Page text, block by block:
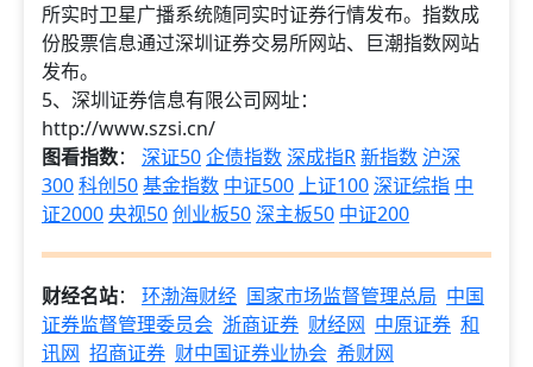
所实时卫星广播系统随同实时证券行情发布。指数成
份股票信息通过深圳证券交易所网站、巨潮指数网站
发布。
5、深圳证券信息有限公司网址：
http://www.szsi.cn/
图看指数： 深证50企债指数深成指R新指数沪深
300科创50基金指数 中证500 上证100深证综指 中
证2000央视50创业板50深主板50 中证200
财经名站： 环渤海财经 国家市场监督管理总局 中国
证券监督管理委员会 浙商证券 财经网 中原证券 和
讯网 招商证券 财中国证券业协会 希财网